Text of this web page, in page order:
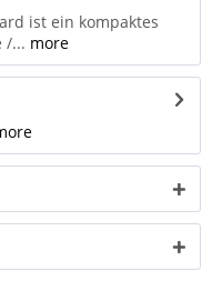
ist ein kompaktes
/... more